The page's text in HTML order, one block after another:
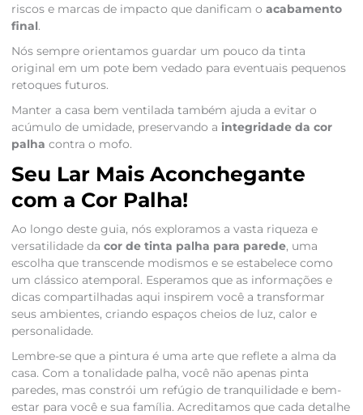
riscos e marcas de impacto que danificam o acabamento
final.
Nós sempre orientamos guardar um pouco da tinta
original em um pote bem vedado para eventuais pequenos
retoques futuros.
Manter a casa bem ventilada também ajuda a evitar o
acúmulo de umidade, preservando a integridade da cor
palha contra o mofo.
Seu Lar Mais Aconchegante
com a Cor Palha!
Ao longo deste guia, nós exploramos a vasta riqueza e
versatilidade da cor de tinta palha para parede, uma
escolha que transcende modismos e se estabelece como
um clássico atemporal. Esperamos que as informações e
dicas compartilhadas aqui inspirem você a transformar
seus ambientes, criando espaços cheios de luz, calor e
personalidade.
Lembre-se que a pintura é uma arte que reflete a alma da
casa. Com a tonalidade palha, você não apenas pinta
paredes, mas constrói um refúgio de tranquilidade e bem-
estar para você e sua família. Acreditamos que cada detalhe